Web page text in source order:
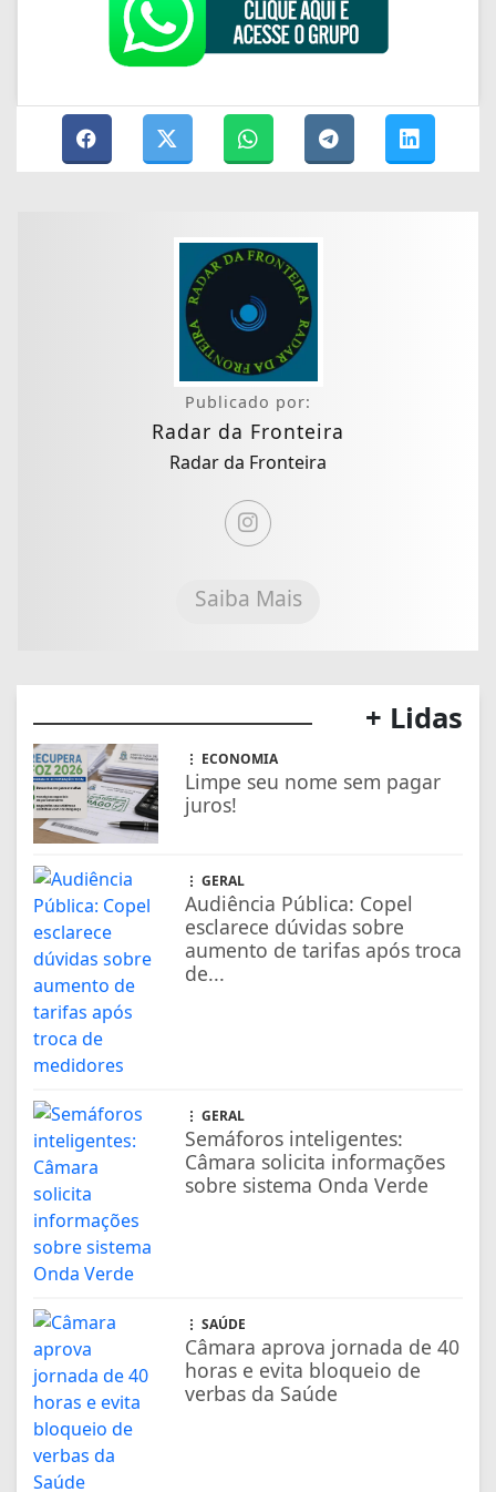
Publicado por:
Radar da Fronteira
Radar da Fronteira
Saiba Mais
+ Lidas
ECONOMIA
Limpe seu nome sem pagar
juros!
GERAL
Audiência Pública: Copel
esclarece dúvidas sobre
aumento de tarifas após troca
de...
GERAL
Semáforos inteligentes:
Câmara solicita informações
sobre sistema Onda Verde
SAÚDE
Câmara aprova jornada de 40
horas e evita bloqueio de
verbas da Saúde